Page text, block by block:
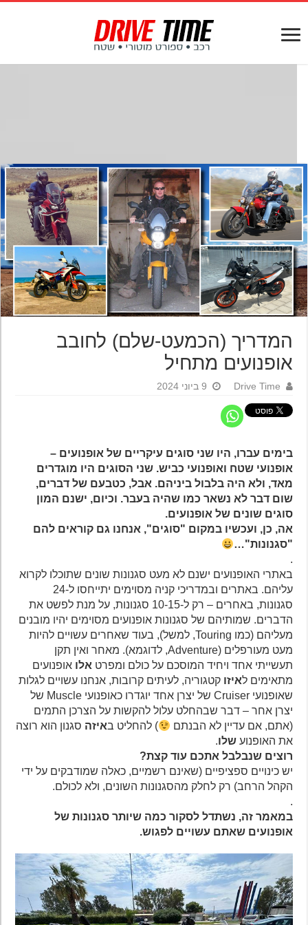
המדריך (הכמעט-שלם) לחובב
אופנועים מתחיל
Drive Time 9 ביוני 2024
בימים עברו, היו שני סוגים עיקריים של אופנועים –
אופנועי שטח ואופנועי כביש. שני הסוגים היו מוגדרים
מאד, ולא היה בלבול ביניהם. אבל, כטבעם של דברים,
שום דבר לא נשאר כמו שהיה בעבר. וכיום, ישנם המון
סוגים שונים של אופנועים.
אה, כן, ועכשיו במקום "סוגים", אנחנו גם קוראים להם
"סגנונות"…
באתרי האופנועים ישנם לא מעט סגנונות שונים שתוכלו לקרוא
עליהם. באתרים ובמדריכי קניה מסוימים יתייחסו ל-24
סגנונות, באחרים – רק ל-10-15 סגנונות, על מנת לפשט את
הדברים. שמותיהם של סגנונות אופנועים מסוימים יהיו מובנים
מעליהם (כמו Touring, למשל), בעוד שאחרים עשויים להיות
מעט מעורפלים (Adventure, לדוגמא). מאחר ואין תקן
תעשייתי אחד ויחיד המוסכם על כולם ומפרטאלואופנועים
מתאימים לאיזוקטגוריה, לעיתים קרובות, אנחנו עשויים לגלות
שאופנועי Cruiser של יצרן אחד יוגדרו כאופנועי Muscle של
יצרן אחר – דבר שבהחלט עלול להקשות על הצרכן התמים
(אתם, אם עדיין לא הבנתם
) להחליט באיזהסגנון הוא רוצה
את האופנועשלו.
רוצים שנבלבל אתכם עוד קצת?
יש כינויים ספציפיים (שאינם רשמיים, כאלה שמודבקים על ידי
הקהל הרחב) רק לחלק מהסגנונות השונים, ולא לכולם.
במאמר זה, נשתדל לסקור כמה שיותר סגנונות של
אופנועים שאתם עשויים לפגוש.